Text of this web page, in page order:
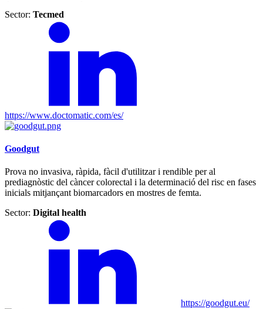
Sector: Tecmed
https://www.doctomatic.com/es/
Goodgut
Prova no invasiva, ràpida, fàcil d'utilitzar i rendible per al
prediagnòstic del càncer colorectal i la determinació del risc en fases
inicials mitjançant biomarcadors en mostres de femta.
Sector: Digital health
https://goodgut.eu/